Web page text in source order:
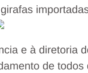
e à diretoria
de